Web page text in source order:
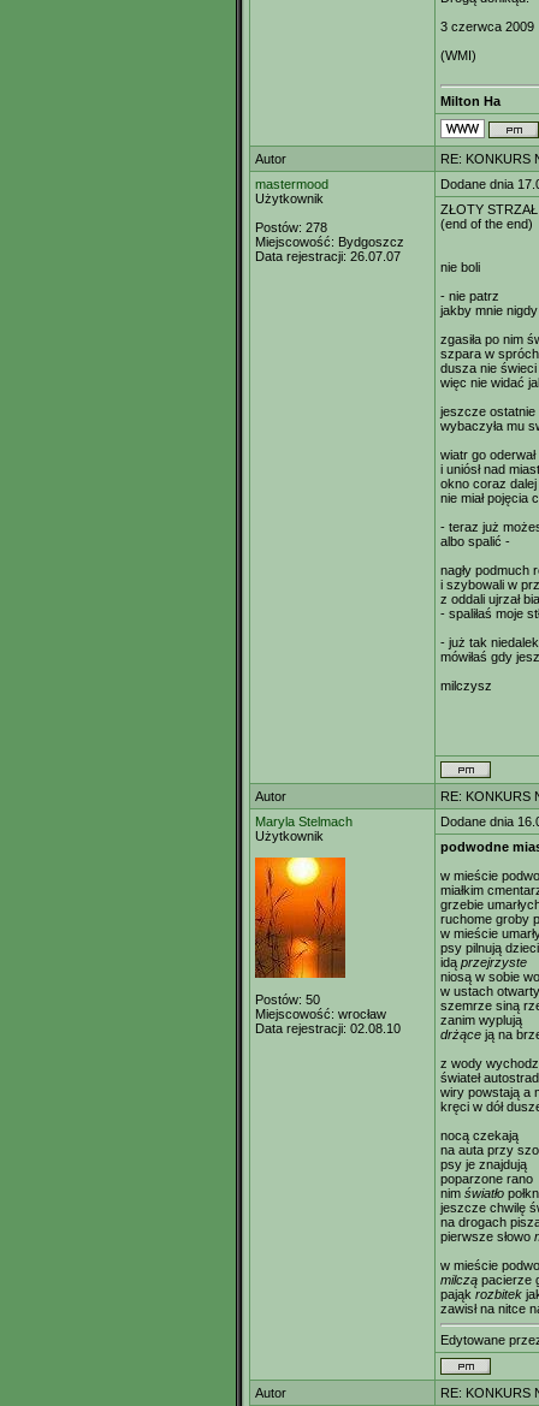
3 czerwca 2009
(WMI)
Milton Ha
Autor
RE: KONKURS
mastermood
Użytkownik
Postów: 278
Miejscowość: Bydgoszcz
Data rejestracji: 26.07.07
Dodane dnia
ZŁOTY STRZAŁ
(end of the end)
nie boli
- nie patrz
jakby mnie nigdy
zgasiła po nim
szpara w
dusza nie świeci
więc nie widać
jeszcze ostatnie
wybaczyła mu
wiatr go
i uniósł nad
okno coraz dalej
nie miał pojęcia
- teraz już
albo spalić -
nagły podmuch
i szybowali w
z oddali ujrzał
- spaliłaś moje
- już tak
mówiłaś gdy
milczysz
Autor
RE: KONKURS
Maryla Stelmach
Użytkownik
Postów: 50
Miejscowość: wrocław
Data rejestracji: 02.08.10
Dodane dnia
podwodne
w mieście
miałkim
grzebie
ruchome groby
w mieście
psy pilnują dzieci
idą przejrzyste
niosą w sobie
w ustach
szemrze siną
zanim wyplują
drżące ją na
z wody
świateł
wiry powstają a
kręci w dół
nocą czekają
na auta przy
psy je znajdują
poparzone rano
nim światło
jeszcze chwilę
na drogach
pierwsze słowo
w mieście
milczą pacierze
pająk rozbitek
zawisł na nitce
Edytowane
Autor
RE: KONKURS